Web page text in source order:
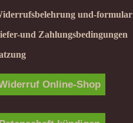
und-formular
und Zahlungsbedingungen
Online-Shop